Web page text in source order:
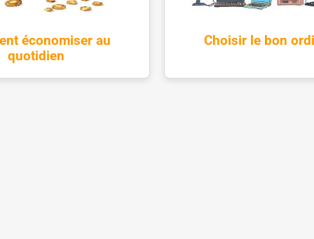
économiser au
quotidien
Choisir le bon